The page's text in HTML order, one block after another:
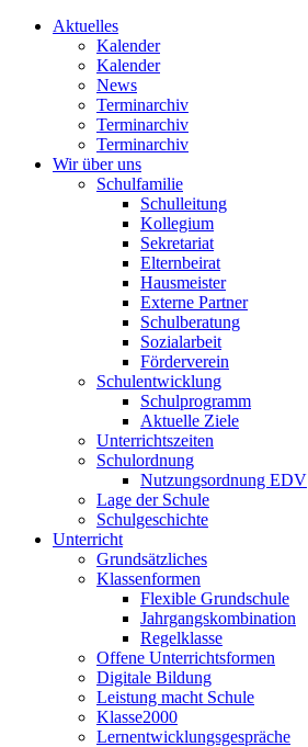
Aktuelles
Kalender
Kalender
News
Terminarchiv
Terminarchiv
Terminarchiv
Wir über uns
Schulfamilie
Schulleitung
Kollegium
Sekretariat
Elternbeirat
Hausmeister
Externe Partner
Schulberatung
Sozialarbeit
Förderverein
Schulentwicklung
Schulprogramm
Aktuelle Ziele
Unterrichtszeiten
Schulordnung
Nutzungsordnung EDV
Lage der Schule
Schulgeschichte
Unterricht
Grundsätzliches
Klassenformen
Flexible Grundschule
Jahrgangskombination
Regelklasse
Offene Unterrichtsformen
Digitale Bildung
Leistung macht Schule
Klasse2000
Lernentwicklungsgespräche